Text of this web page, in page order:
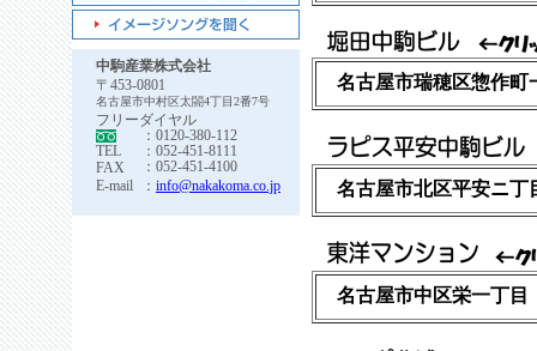
中駒産業株式会社
〒453-0801
名古屋市中村区太閤4丁目2番7号
フリーダイヤル
：0120-380-112
TEL
：052-451-8111
FAX
：052-451-4100
E-mail
： info@nakakoma.co.jp
名古屋市瑞穂区惣作町
名古屋市北区平安ニ丁
名古屋市中区栄一丁目